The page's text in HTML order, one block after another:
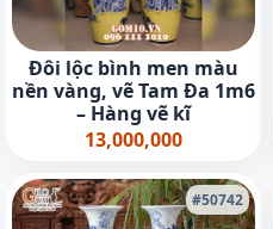
Đôi lộc bình men màu
nền vàng, vẽ Tam Đa 1m6
– Hàng vẽ kĩ
13,000,000
#50742